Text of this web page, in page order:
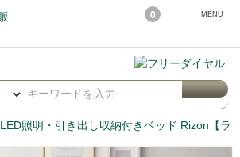
0 MENU
LED照明・引き出し収納付きベッド Rizon【ラ